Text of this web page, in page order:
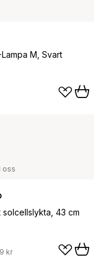
Lampa M, Svart
oss
solcellslykta, 43 cm
kr